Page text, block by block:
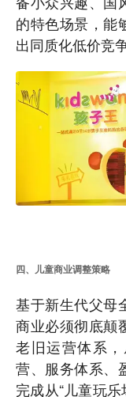
的特色场景，能
出同质化低价竞
四、儿童商业调整策略
基于新生代父母
商业必须彻底颠
老旧运营体系
营、服务体系、
完成从“儿童玩